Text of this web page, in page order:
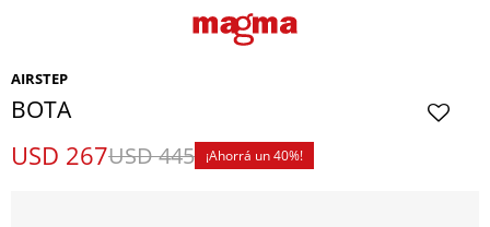
AIRSTEP
BOTA
USD 267USD445 40